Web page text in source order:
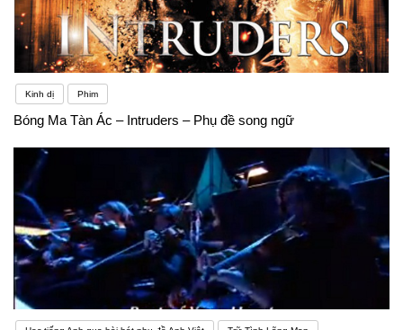
Kinh dị Phim
Bóng Ma Tàn Ác – Intruders – Phụ đề song ngữ